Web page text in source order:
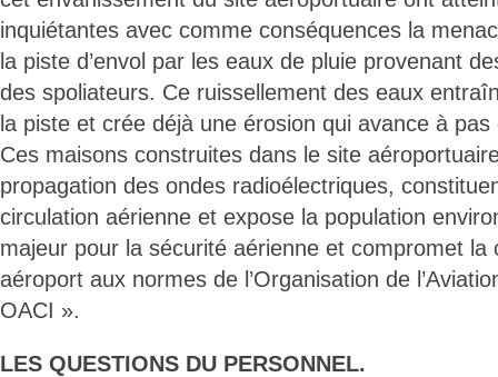
inquiétantes avec comme conséquences la
la piste d’envol par les eaux de pluie provenant
des spoliateurs. Ce ruissellement des eaux
la piste et crée déjà une érosion qui avance à
Ces maisons construites dans le site
propagation des ondes radioélectriques,
circulation aérienne et expose la population
majeur pour la sécurité aérienne et compromet la
aéroport aux normes de l’Organisation de
OACI ».
LES QUESTIONS DU PERSONNEL.